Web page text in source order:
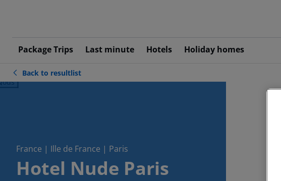
Package Trips Last minute Hotels Holiday homes
Back to resultlist
France | Ille de France | Paris
Hotel Nude Paris